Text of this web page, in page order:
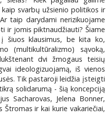
svarbų užsienio politikos ir
taip darydami nerizikuojame
ir jomis piktnaudžiauti? Šiame
šiuos klausimus, be kita ko,
(multikultūralizmo) sąvoką,
dvi žmogaus teisių
ideologizuojamą, iš vienos
Tik pastaroji leidžia įsteigti
solidarumą - šią koncepciją
Sacharovas, Jelena Bonner,
Štromas ir kai kurie vakariečiai,